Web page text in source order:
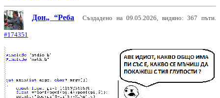
Дон Реба Създадено на 09.05.2026, видяно: 367 пъти.
#174351